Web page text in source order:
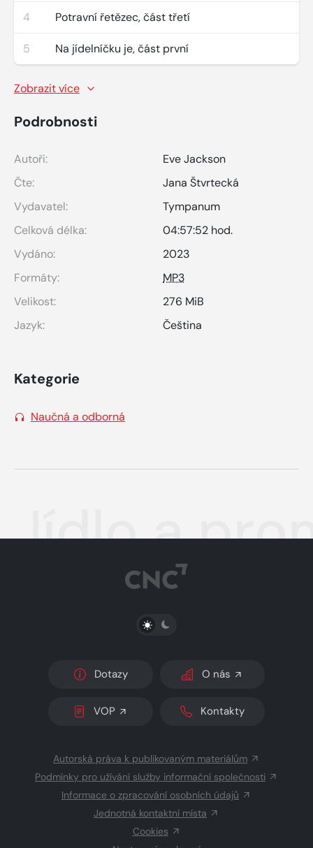
4 Potravní řetězec, část třetí
5 Na jídelníčku je, část první
Zobrazit více
Podrobnosti
Autoři:
Eve Jackson
Čte:
Jana Štvrtecká
Vydavatel:
Tympanum
Celková délka:
04:57:52 hod.
Vydáno:
2023
Formáty:
MP3
Velikost:
276 MiB
Jazyk:
Čeština
Kategorie
Naučná a odborná
Jídlo a
PŘEPNOUT SVĚTLÝ/TMAVÝ REŽIM
Dotazy O nás
VOP Kontakty
Autorská práva k publikovaným materiálům
Podmínky pro užívání služby informační společnosti
Informace o zpracování osobních údajů
Jednotná kontaktní místa
Cookies